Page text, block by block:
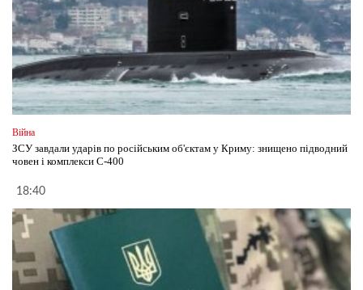
Війна
ЗСУ завдали ударів по російським об'єктам у Криму: знищено підводний
човен і комплекси С-400
18:40